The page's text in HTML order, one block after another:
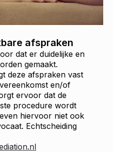
afspraken
dat er duidelijke en
gemaakt.
deze afspraken vast
en/of
ervoor dat de
procedure wordt
hiervoor niet ook
Echtscheiding